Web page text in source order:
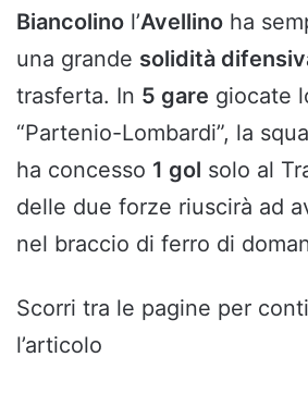
Biancolino l’Avellino ha
una grande solidità
trasferta. In 5 gare giocate
“Partenio-Lombardi”, la
ha concesso 1 gol solo al
delle due forze riuscirà ad
nel braccio di ferro di
Scorri tra le pagine per
l’articolo